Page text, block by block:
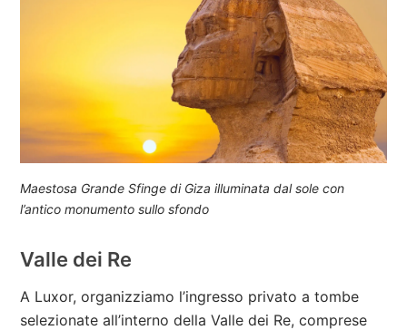
Maestosa Grande Sfinge di Giza illuminata dal sole con
l’antico monumento sullo sfondo
Valle dei Re
A Luxor, organizziamo l’ingresso privato a tombe
selezionate all’interno della Valle dei Re, comprese